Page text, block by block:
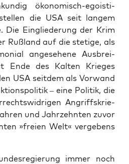
öko­no­misch-ego­is­ti­
die USA seit lan­gem
Die Ein­glie­de­rung der Krim
Ruß­land auf die ste­ti­ge, als
ange­se­he­ne Aus­brei­
Ende des Kal­ten Krie­ges
USA seit­dem als Vor­wand
– eine Poli­tik, die
Angriffs­krie­
und Jahr­zehn­ten zuvor
»frei­en Welt« ver­ge­bens
immer noch